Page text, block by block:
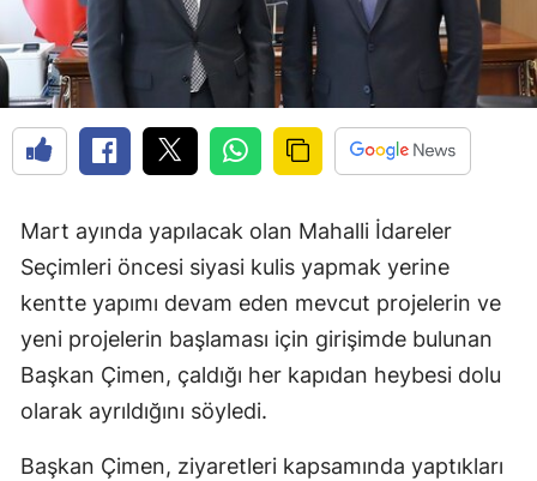
Erzurum
Eskişehir
Gaziantep
Giresun
Gümüşhane
Hakkari
Isparta
İstanbul
Mart ayında yapılacak olan Mahalli İdareler
Seçimleri öncesi siyasi kulis yapmak yerine
kentte yapımı devam eden mevcut projelerin ve
yeni projelerin başlaması için girişimde bulunan
Başkan Çimen, çaldığı her kapıdan heybesi dolu
olarak ayrıldığını söyledi.
Başkan Çimen, ziyaretleri kapsamında yaptıkları